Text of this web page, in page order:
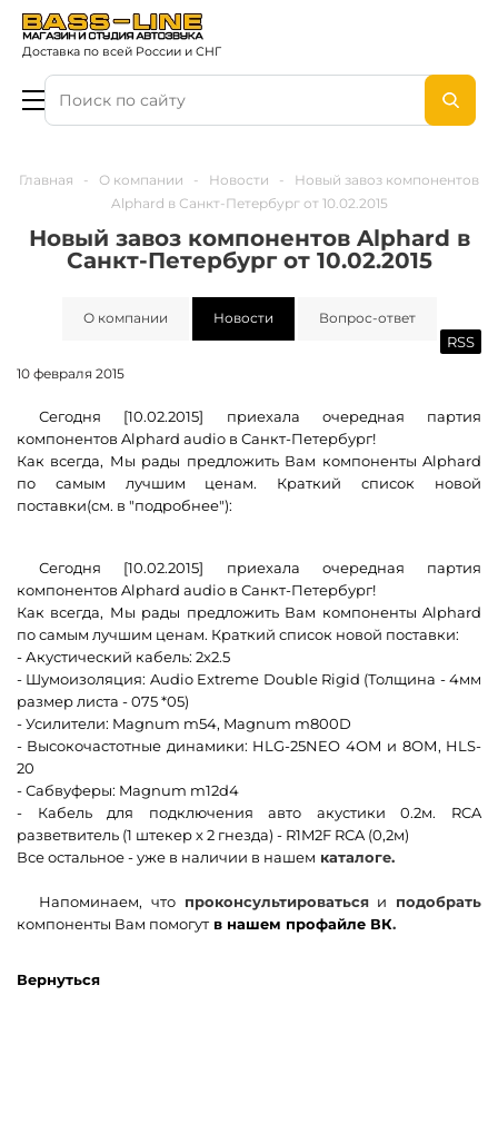
Доставка по всей России и СНГ
Главная - О компании - Новости -
Новый завоз компонентов
Alphard в Санкт-Петербург от 10.02.2015
Новый завоз компонентов Alphard в
Санкт-Петербург от 10.02.2015
О компании Новости Вопрос-ответ
RSS
10 февраля 2015
Сегодня [10.02.2015] приехала очередная партия
компонентов Alphard audio в Санкт-Петербург!
Как всегда, Мы рады предложить Вам компоненты Alphard
по самым лучшим ценам. Краткий список новой
поставки(см. в "подробнее"):
Сегодня [10.02.2015] приехала очередная партия
компонентов Alphard audio в Санкт-Петербург!
Как всегда, Мы рады предложить Вам компоненты Alphard
по самым лучшим ценам. Краткий список новой поставки:
- Акустический кабель: 2x2.5
- Шумоизоляция: Audio Extreme Double Rigid (Толщина - 4мм
размер листа - 075 *05)
- Усилители: Magnum m54, Magnum m800D
- Высокочастотные динамики: HLG-25NEO 4ОМ и 8ОМ, HLS-
20
- Сабвуферы: Magnum m12d4
- Кабель для подключения авто акустики 0.2м. RCA
разветвитель (1 штекер х 2 гнезда) - R1M2F RCA (0,2м)
Все остальное - уже в наличии в нашем каталоге.
Напоминаем, что проконсультироватьсяи подобрать
компоненты Вам помогут в нашем профайле ВК.
Вернуться